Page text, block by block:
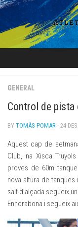
Skip
to
content
GENERAL
Control de pista
BY TOMÀS POMAR · 24
Aquest cap de
Club, na Xisca
proves de 60m
nova altura de tanques
salt d’alçada segueix
Enhorabona i segueix